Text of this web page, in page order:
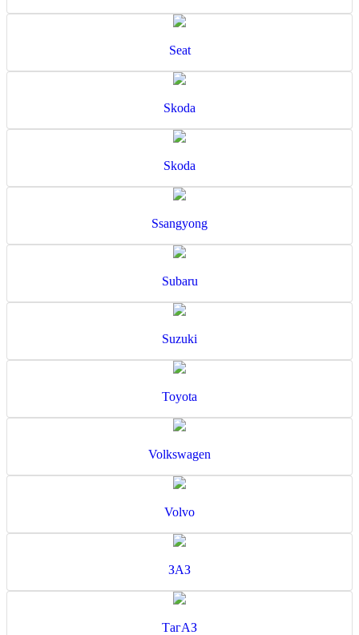
Seat
Skoda
Skoda
Ssangyong
Subaru
Suzuki
Toyota
Volkswagen
Volvo
ЗАЗ
ТагАЗ